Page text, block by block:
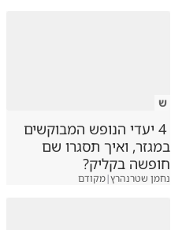
ש
4 יעדי הנופש המבוקשים
במגזר, ואיך תסגרו שם
חופשה בקליק?
נחמן שטרנהרץ|מקודם